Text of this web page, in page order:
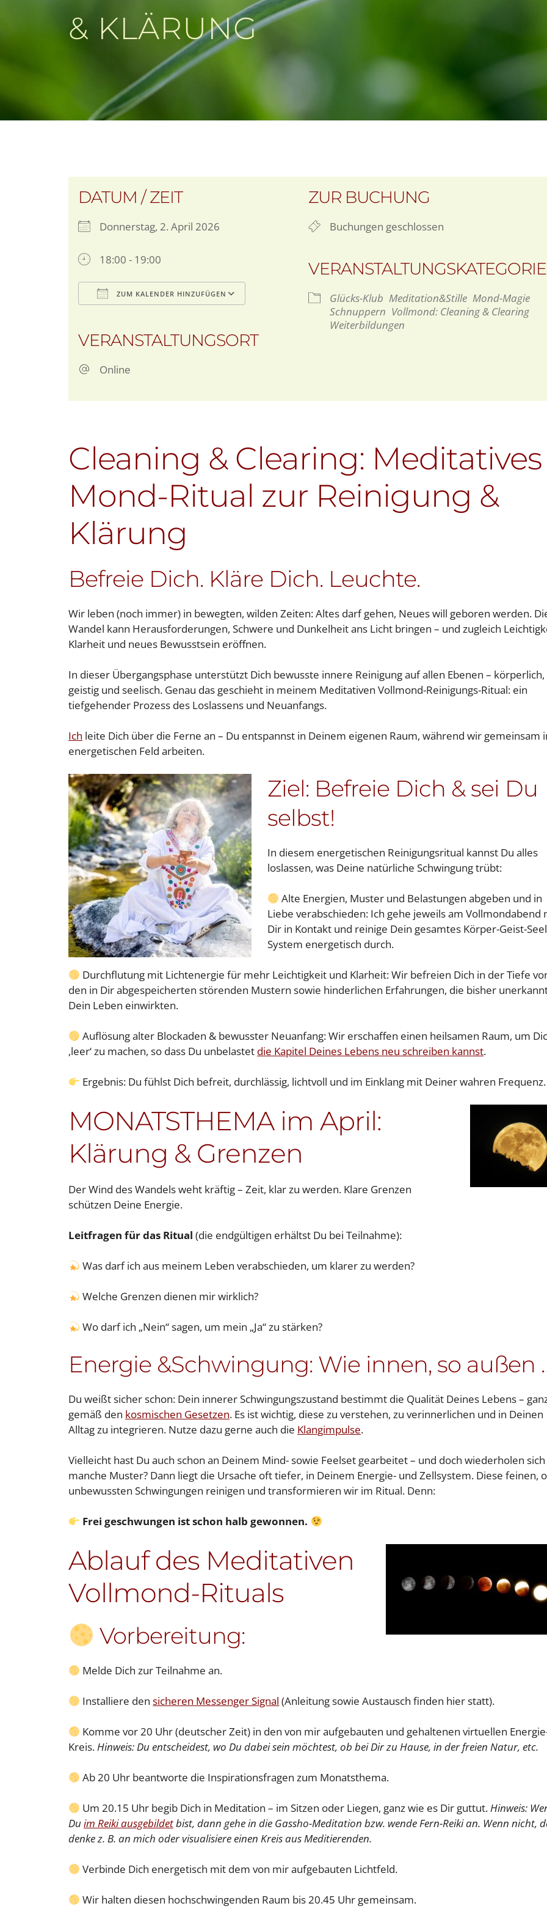
& KLÄRUNG
DATUM / ZEIT
Donnerstag, 2. April 2026
18:00 - 19:00
ZUM KALENDER HINZUFÜGEN
Google Kalender iCalendar
VERANSTALTUNGSORT
Online
ZUR BUCHUNG
Buchungen geschlossen
Glücks-Klub Meditation&Stille Mond-Magie
Schnuppern Vollmond: Cleaning & Clearing
Weiterbildungen
Cleaning & Clearing: Meditatives
Mond-Ritual zur Reinigung &
Klärung
Befreie Dich. Kläre Dich. Leuchte.
Wir leben (noch immer) in bewegten, wilden Zeiten: Altes darf gehen, Neues will geboren werden.
Wandel kann Herausforderungen, Schwere und Dunkelheit ans Licht bringen – und zugleich
Klarheit und neues Bewusstsein eröffnen.
In dieser Übergangsphase unterstützt Dich bewusste innere Reinigung auf allen Ebenen – körperlich,
geistig und seelisch. Genau das geschieht in meinem Meditativen Vollmond-Reinigungs-Ritual: ein
tiefgehender Prozess des Loslassens und Neuanfangs.
Ich leite Dich über die Ferne an – Du entspannst in Deinem eigenen Raum, während wir gemeinsam
energetischen Feld arbeiten.
Ziel: Befreie Dich & sei Du
selbst!
In diesem energetischen Reinigungsritual kannst Du alles
loslassen, was Deine natürliche Schwingung trübt:
Alte Energien, Muster und Belastungen abgeben und in
Liebe verabschieden: Ich gehe jeweils am Vollmondabend
Dir in Kontakt und reinige Dein gesamtes Körper-Geist-
System energetisch durch.
Durchflutung mit Lichtenergie für mehr Leichtigkeit und Klarheit: Wir befreien Dich in der Tiefe
den in Dir abgespeicherten störenden Mustern sowie hinderlichen Erfahrungen, die bisher
Dein Leben einwirkten.
Auflösung alter Blockaden & bewusster Neuanfang: Wir erschaffen einen heilsamen Raum, um
‚leer‘ zu machen, so dass Du unbelastet die Kapitel Deines Lebens neu schreiben kannst.
Ergebnis: Du fühlst Dich befreit, durchlässig, lichtvoll und im Einklang mit Deiner wahren Frequenz.
MONATSTHEMA im April:
Klärung & Grenzen
Der Wind des Wandels weht kräftig – Zeit, klar zu werden. Klare Grenzen
schützen Deine Energie.
Leitfragen für das Ritual (die endgültigen erhältst Du bei Teilnahme):
Was darf ich aus meinem Leben verabschieden, um klarer zu werden?
Welche Grenzen dienen mir wirklich?
Wo darf ich „Nein“ sagen, um mein „Ja“ zu stärken?
Energie &Schwingung: Wie innen, so außen
Du weißt sicher schon: Dein innerer Schwingungszustand bestimmt die Qualität Deines Lebens –
gemäß den kosmischen Gesetzen. Es ist wichtig, diese zu verstehen, zu verinnerlichen und in Deinen
Alltag zu integrieren. Nutze dazu gerne auch die Klangimpulse.
Vielleicht hast Du auch schon an Deinem Mind- sowie Feelset gearbeitet – und doch wiederholen sich
manche Muster? Dann liegt die Ursache oft tiefer, in Deinem Energie- und Zellsystem. Diese feinen,
unbewussten Schwingungen reinigen und transformieren wir im Ritual. Denn:
Frei geschwungen ist schon halb gewonnen.
Ablauf des Meditativen
Vollmond-Rituals
Vorbereitung:
Melde Dich zur Teilnahme an.
Installiere densicheren Messenger Signal (Anleitung sowie Austausch finden hier statt).
Komme vor 20 Uhr (deutscher Zeit) in den von mir aufgebauten und gehaltenen virtuellen
Kreis.Hinweis: Du entscheidest, wo Du dabei sein möchtest, ob bei Dir zu Hause, in der freien Natur, etc.
Ab 20 Uhr beantworte die Inspirationsfragen zum Monatsthema.
Um 20.15 Uhr begib Dich in Meditation – im Sitzen oder Liegen, ganz wie es Dir guttut.Hinweis:
Duim Reiki ausgebildetbist, dann gehe in die Gassho-Meditation bzw. wende Fern-Reiki an. Wenn nicht,
denke z. B. an mich oder visualisiere einen Kreis aus Meditierenden.
Verbinde Dich energetisch mit dem von mir aufgebauten Lichtfeld.
Wir halten diesen hochschwingenden Raum bis 20.45 Uhr gemeinsam.